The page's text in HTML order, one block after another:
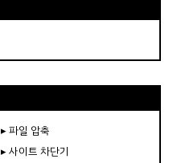
▸ 파일 압축
▸ 사이트 차단기